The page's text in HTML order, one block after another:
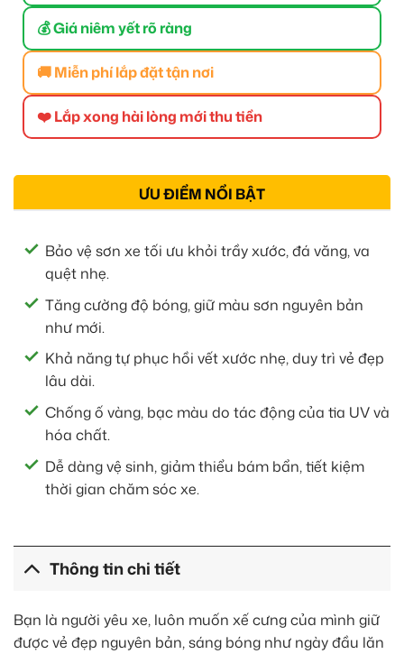
💰 Giá niêm yết rõ ràng
🚚 Miễn phí lắp đặt tận nơi
❤️ Lắp xong hài lòng mới thu tiền
ƯU ĐIỂM NỔI BẬT
Bảo vệ sơn xe tối ưu khỏi trầy xước, đá văng, va
quệt nhẹ.
Tăng cường độ bóng, giữ màu sơn nguyên bản
như mới.
Khả năng tự phục hồi vết xước nhẹ, duy trì vẻ đẹp
lâu dài.
Chống ố vàng, bạc màu do tác động của tia UV và
hóa chất.
Dễ dàng vệ sinh, giảm thiểu bám bẩn, tiết kiệm
thời gian chăm sóc xe.
Thông tin chi tiết
Bạn là người yêu xe, luôn muốn xế cưng của mình giữ
được vẻ đẹp nguyên bản, sáng bóng như ngày đầu lăn